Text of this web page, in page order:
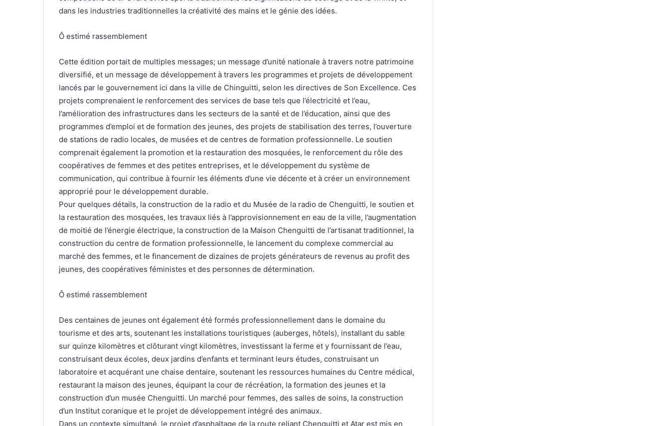
dans les industries traditionnelles la créativité des mains et le génie des idées.
Ô estimé rassemblement
Cette édition portait de multiples messages; un message d’unité nationale à travers notre patrimoine
diversifié, et un message de développement à travers les programmes et projets de développement
lancés par le gouvernement ici dans la ville de Chinguitti, selon les directives de Son Excellence. Ces
projets comprenaient le renforcement des services de base tels que l’électricité et l’eau,
l’amélioration des infrastructures dans les secteurs de la santé et de l’éducation, ainsi que des
programmes d’emploi et de formation des jeunes, des projets de stabilisation des terres, l’ouverture
de stations de radio locales, de musées et de centres de formation professionnelle. Le soutien
comprenait également la promotion et la restauration des mosquées, le renforcement du rôle des
coopératives de femmes et des petites entreprises, et le développement du système de
communication, qui contribue à fournir les éléments d’une vie décente et à créer un environnement
approprié pour le développement durable.
Pour quelques détails, la construction de la radio et du Musée de la radio de Chenguitti, le soutien et
la restauration des mosquées, les travaux liés à l’approvisionnement en eau de la ville, l’augmentation
de moitié de l’énergie électrique, la construction de la Maison Chenguitti de l’artisanat traditionnel, la
construction du centre de formation professionnelle, le lancement du complexe commercial au
marché des femmes, et le financement de dizaines de projets générateurs de revenus au profit des
jeunes, des coopératives féministes et des personnes de détermination.
Ô estimé rassemblement
Des centaines de jeunes ont également été formés professionnellement dans le domaine du
tourisme et des arts, soutenant les installations touristiques (auberges, hôtels), installant du sable
sur quinze kilomètres et clôturant vingt kilomètres, investissant la ferme et y fournissant de l’eau,
construisant deux écoles, deux jardins d’enfants et terminant leurs études, construisant un
laboratoire et acquérant une chaise dentaire, soutenant les ressources humaines du Centre médical,
restaurant la maison des jeunes, équipant la cour de récréation, la formation des jeunes et la
construction d’un musée Chenguitti. Un marché pour femmes, des salles de soins, la construction
d’un Institut coranique et le projet de développement intégré des animaux.
Dans un contexte simultané, le projet d’asphaltage de la route reliant Chenguitti et Atar est mis en